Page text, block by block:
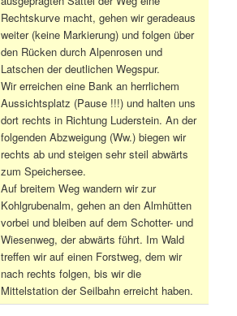
Rechtskurve macht, gehen wir geradeaus
weiter (keine Markierung) und folgen über
den Rücken durch Alpenrosen und
Latschen der deutlichen Wegspur.
Wir erreichen eine Bank an herrlichem
Aussichtsplatz (Pause !!!) und halten uns
dort rechts in Richtung Luderstein. An der
folgenden Abzweigung (Ww.) biegen wir
rechts ab und steigen sehr steil abwärts
zum Speichersee.
Auf breitem Weg wandern wir zur
Kohlgrubenalm, gehen an den Almhütten
vorbei und bleiben auf dem Schotter- und
Wiesenweg, der abwärts führt. Im Wald
treffen wir auf einen Forstweg, dem wir
nach rechts folgen, bis wir die
Mittelstation der Seilbahn erreicht haben.